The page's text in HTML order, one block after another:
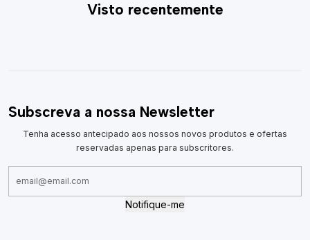
Visto recentemente
Subscreva a nossa Newsletter
Tenha acesso antecipado aos nossos novos produtos e ofertas
reservadas apenas para subscritores.
Notifique-me